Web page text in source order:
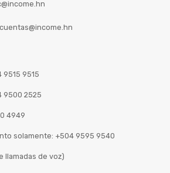
cuentas@income.hn
9515
9500 2525
4949
solamente: +504 9595 9540
llamadas de voz)